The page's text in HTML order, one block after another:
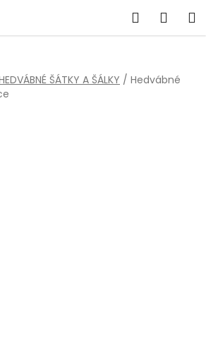
Hledat
ŠÁTKY A ŠÁLKY / Hedvábné